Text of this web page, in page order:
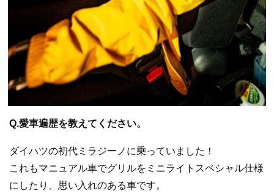
Q.愛車遍歴を教えてください。
ダイハツの初代ミラジーノに乗っていました！
これもマニュアル車でグリルをミニライトスペシャル仕様
にしたり、思い入れのある車です。